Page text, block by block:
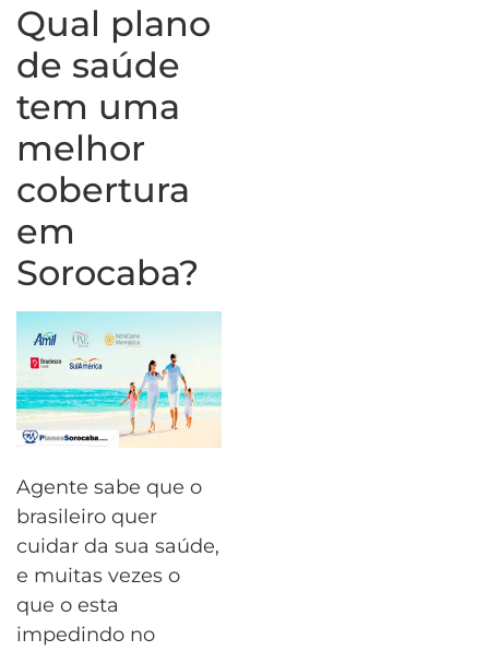
Qual plano
de saúde
tem uma
melhor
cobertura
em
Sorocaba?
Agente sabe que o
brasileiro quer
cuidar da sua saúde,
e muitas vezes o
que o esta
impedindo no